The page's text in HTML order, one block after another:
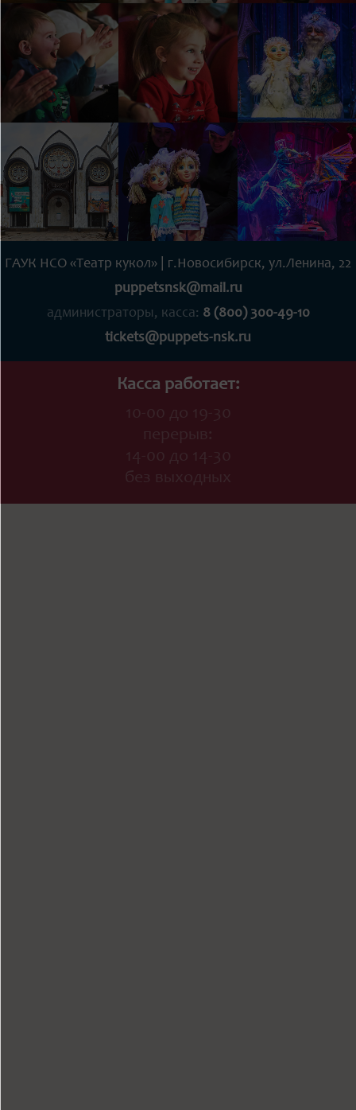
ГАУК НСО «Театр кукол» | г.Новосибирск, ул.Ленина, 22
puppetsnsk@mail.ru
администраторы, касса: 8 (800) 300-49-10
tickets@puppets-nsk.ru
Касса работает:
10-00 до 19-30
перерыв:
14-00 до 14-30
без выходных